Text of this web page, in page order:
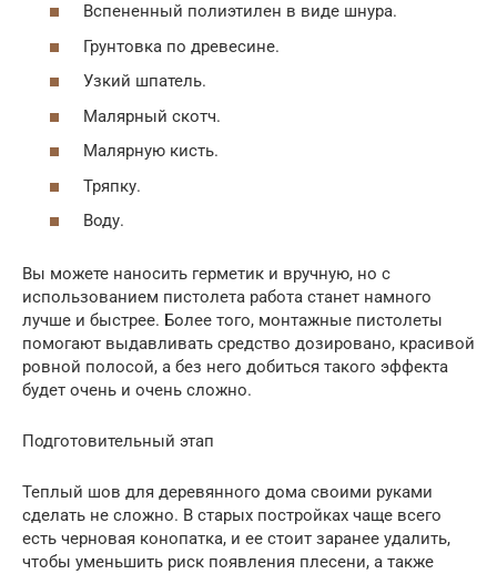
Вспененный полиэтилен в виде шнура.
Грунтовка по древесине.
Узкий шпатель.
Малярный скотч.
Малярную кисть.
Тряпку.
Воду.
Вы можете наносить герметик и вручную, но с
использованием пистолета работа станет намного
лучше и быстрее. Более того, монтажные пистолеты
помогают выдавливать средство дозировано, красивой
ровной полосой, а без него добиться такого эффекта
будет очень и очень сложно.
Подготовительный этап
Теплый шов для деревянного дома своими руками
сделать не сложно. В старых постройках чаще всего
есть черновая конопатка, и ее стоит заранее удалить,
чтобы уменьшить риск появления плесени, а также